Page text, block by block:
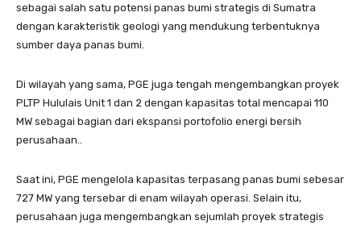
sebagai salah satu potensi panas bumi strategis di Sumatra
dengan karakteristik geologi yang mendukung terbentuknya
sumber daya panas bumi.
Di wilayah yang sama, PGE juga tengah mengembangkan proyek
PLTP Hululais Unit 1 dan 2 dengan kapasitas total mencapai 110
MW sebagai bagian dari ekspansi portofolio energi bersih
perusahaan..
Saat ini, PGE mengelola kapasitas terpasang panas bumi sebesar
727 MW yang tersebar di enam wilayah operasi. Selain itu,
perusahaan juga mengembangkan sejumlah proyek strategis